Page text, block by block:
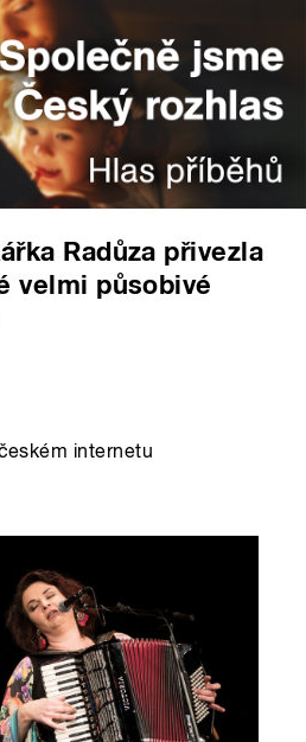
Radůza přivezla
velmi působivé
internetu